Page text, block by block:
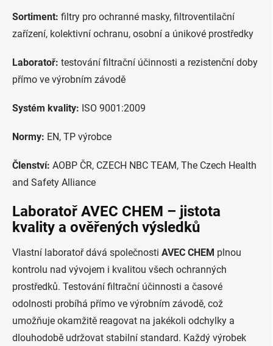
Sortiment: filtry pro ochranné masky, filtroventilační
zařízení, kolektivní ochranu, osobní a únikové prostředky
Laboratoř: testování filtrační účinnosti a rezistenční doby
přímo ve výrobním závodě
Systém kvality: ISO 9001:2009
Normy: EN, TP výrobce
Členství: AOBP ČR, CZECH NBC TEAM, The Czech Health
and Safety Alliance
Laboratoř AVEC CHEM – jistota
kvality a ověřených výsledků
Vlastní laboratoř dává společnosti AVEC CHEM plnou
kontrolu nad vývojem i kvalitou všech ochranných
prostředků. Testování filtrační účinnosti a časové
odolnosti probíhá přímo ve výrobním závodě, což
umožňuje okamžitě reagovat na jakékoli odchylky a
dlouhodobě udržovat stabilní standard. Každý výrobek